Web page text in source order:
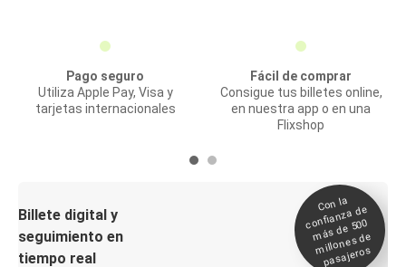
Pago seguro
Utiliza Apple Pay, Visa y
tarjetas internacionales
Fácil de comprar
Consigue tus billetes online,
en nuestra app o en una
Flixshop
Billete digital y
seguimiento en
tiempo real
Con la
confianza de
más de 500
millones de
pasajeros